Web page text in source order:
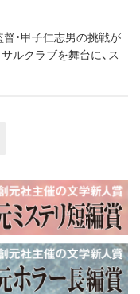
督・甲子仁志男の挑戦が
ルクラブを舞台に、ス